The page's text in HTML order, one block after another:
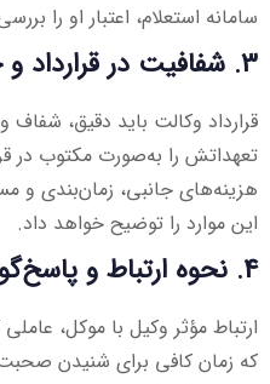
سامانه استعلام، اعتبار او را
3. شفافیت در قرارداد و حق‌الزحمه
قرارداد وکالت باید دقیق، شفاف
تعهداتش را به‌صورت مکتوب در
هزینه‌های جانبی، زمان‌بندی و
این موارد را توضیح خواهد داد.
4. نحوه ارتباط و پاسخ‌گویی وکیل
ارتباط مؤثر وکیل با موکل،
که زمان کافی برای شنیدن